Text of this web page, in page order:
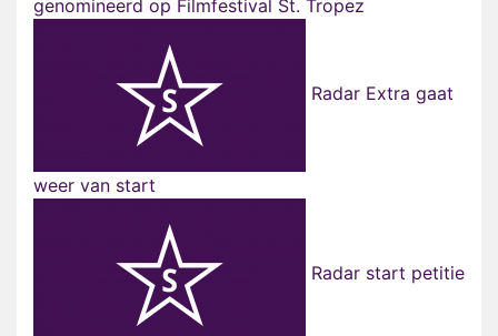
genomineerd op Filmfestival St. Tropez
Radar Extra gaat
weer van start
Radar start petitie